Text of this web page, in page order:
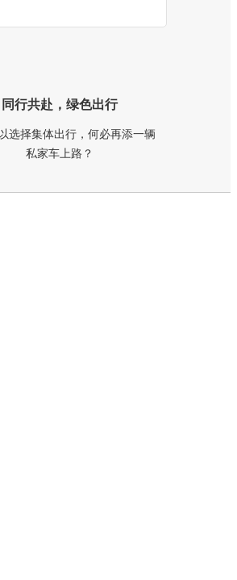
同行共赴，绿色出行
选择集体出行，何必再添一辆
私家车上路？